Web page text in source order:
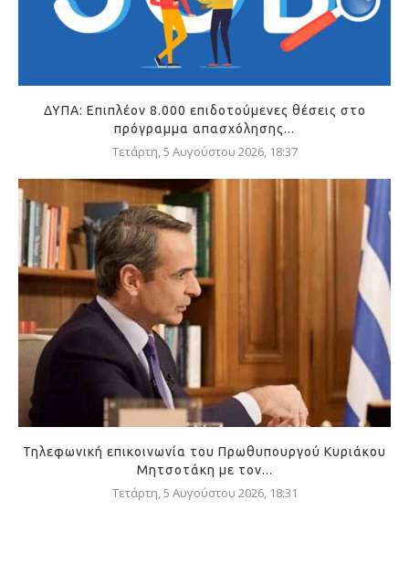
ΔΥΠΑ: Επιπλέον 8.000 επιδοτούμενες θέσεις στο
πρόγραμμα απασχόλησης...
Τετάρτη, 5 Αυγούστου 2026, 18:37
Τηλεφωνική επικοινωνία του Πρωθυπουργού Κυριάκου
Μητσοτάκη με τον...
Τετάρτη, 5 Αυγούστου 2026, 18:31